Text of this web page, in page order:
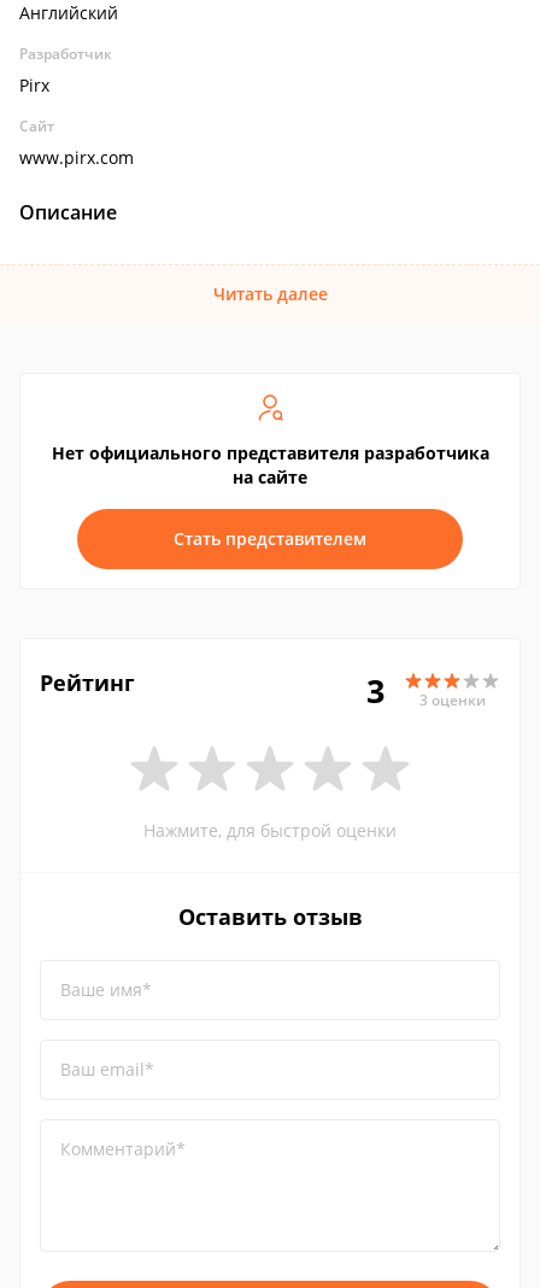
Английский
Разработчик
Pirx
Сайт
www.pirx.com
Описание
Читать далее
Нет официального представителя разработчика
на сайте
Стать представителем
Рейтинг 3 3 оценки
Нажмите, для быстрой оценки
Оставить отзыв
Ваше имя*
Ваш email*
Комментарий*